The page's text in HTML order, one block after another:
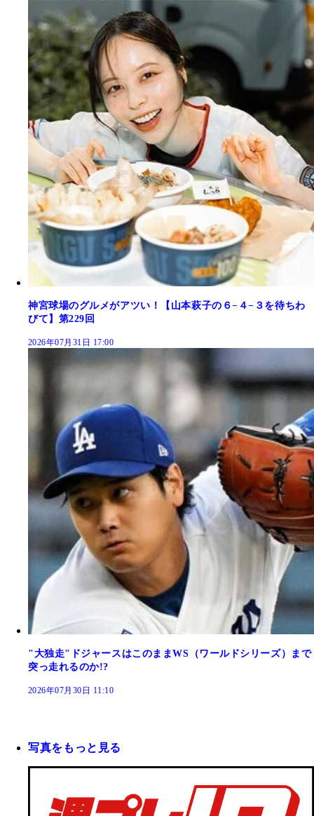
神宮球場のグルメがアツい！【山本萩子の６−４−３を待ちわ
びて】第229回
2026年07月31日 17:00
"大独走"ドジャースはこのままWS（ワールドシリーズ）まで
突っ走れるのか!?
2026年07月30日 11:10
写真をもっと見る